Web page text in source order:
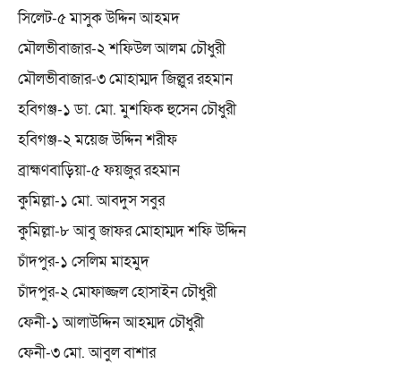
সিলেট-৫ মাসুক উদ্দিন আহমদ
মৌলভীবাজার-২ শফিউল আলম চৌধুরী
মৌলভীবাজার-৩ মোহাম্মদ জিল্লুর রহমান
হবিগঞ্জ-১ ডা. মো. মুশফিক হুসেন চৌধুরী
হবিগঞ্জ-২ ময়েজ উদ্দিন শরীফ
ব্রাহ্মণবাড়িয়া-৫ ফয়জুর রহমান
কুমিল্লা-১ মো. আবদুস সবুর
কুমিল্লা-৮ আবু জাফর মোহাম্মদ শফি উদ্দিন
চাঁদপুর-১ সেলিম মাহমুদ
চাঁদপুর-২ মোফাজ্জল হোসাইন চৌধুরী
ফেনী-১ আলাউদ্দিন আহম্মদ চৌধুরী
ফেনী-৩ মো. আবুল বাশার